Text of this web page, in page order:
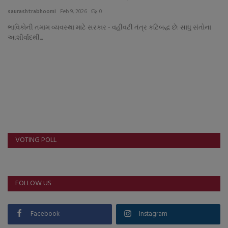
About Author
Contact
ગુજરાત
Support US
બજારના સમાચાર
saurashtrabhoomi Feb 9, 2026 0
ભાવિકોની તમામ વ્યવસ્થા માટે સરકાર - વહીવટી તંત્ર કટિબદ્ધ છે: સાધુ સંતોના
આશીર્વાદથી...
VOTING POLL
FOLLOW US
Facebook Instagram